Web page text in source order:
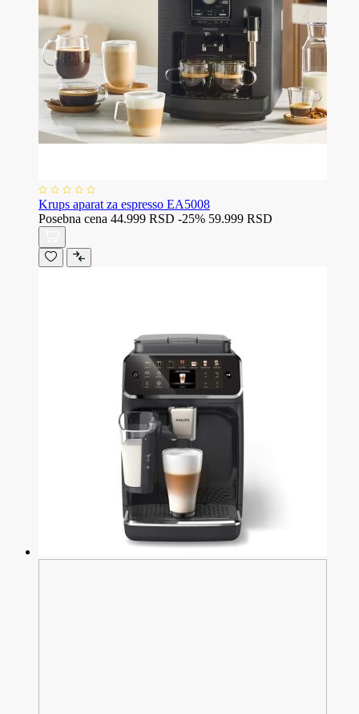
Krups aparat za espresso EA5008
Posebna cena 44.999 RSD -25% 59.999 RSD